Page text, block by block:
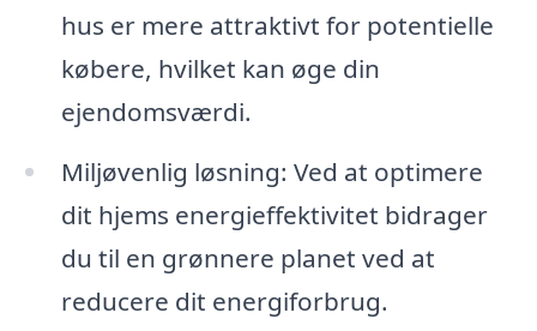
hus er mere attraktivt for potentielle
købere, hvilket kan øge din
ejendomsværdi.
Miljøvenlig løsning: Ved at optimere
dit hjems energieffektivitet bidrager
du til en grønnere planet ved at
reducere dit energiforbrug.